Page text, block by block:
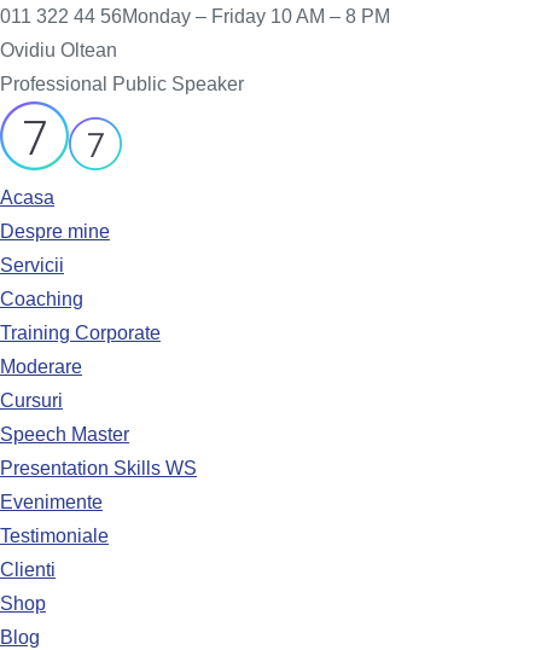
011 322 44 56Monday – Friday 10 AM – 8 PM
Ovidiu Oltean
Professional Public Speaker
Acasa
Despre mine
Servicii
Coaching
Training Corporate
Moderare
Cursuri
Speech Master
Presentation Skills WS
Evenimente
Testimoniale
Clienti
Shop
Blog